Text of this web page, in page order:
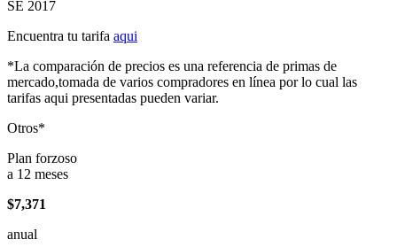
SE 2017
Encuentra tu tarifa aqui
*La comparación de precios es una referencia de primas de
mercado,tomada de varios compradores en línea por lo cual las
tarifas aqui presentadas pueden variar.
Otros*
Plan forzoso
a 12 meses
$7,371
anual